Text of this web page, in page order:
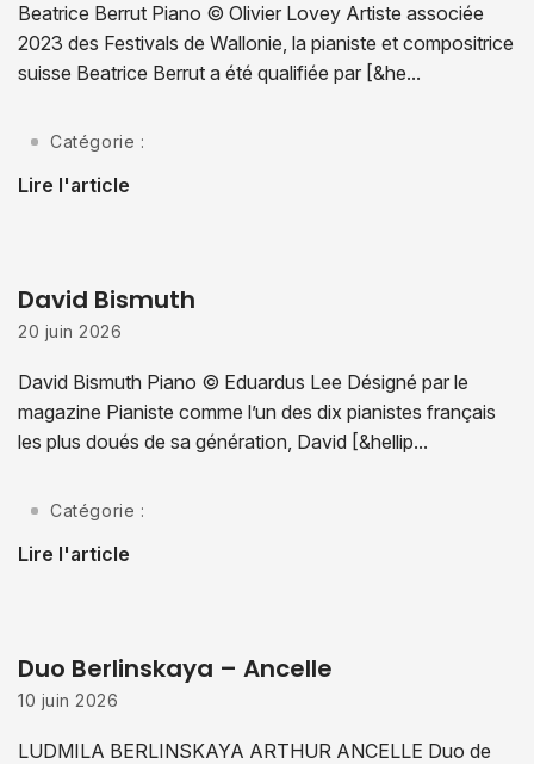
Beatrice Berrut Piano © Olivier Lovey Artiste associée
2023 des Festivals de Wallonie, la pianiste et compositrice
suisse Beatrice Berrut a été qualifiée par [&he...
Catégorie :
Lire l'article
David Bismuth
20 juin 2026
David Bismuth Piano © Eduardus Lee Désigné par le
magazine Pianiste comme l’un des dix pianistes français
les plus doués de sa génération, David [&hellip...
Catégorie :
Lire l'article
Duo Berlinskaya – Ancelle
10 juin 2026
LUDMILA BERLINSKAYA ARTHUR ANCELLE Duo de